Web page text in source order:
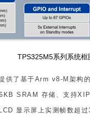
TPS325M5系列系统框
供了基于Arm v8-M架构
SRAM 存储、支持
显示屏上实测帧数超